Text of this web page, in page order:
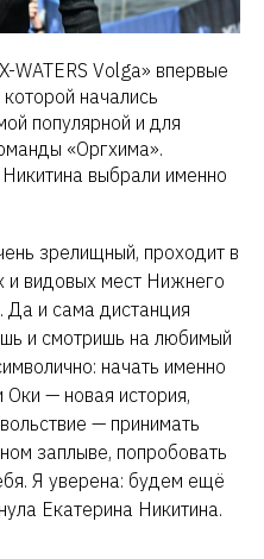
WATERS Volga» впервые
начались
популярной и для
«Оргхима».
выбрали именно
зрелищный, проходит в
и видовых мест Нижнего
и сама дистанция
и смотришь на любимый
начать именно
Оки — новая история,
— принимать
заплыве, попробовать
Я уверена: будем ещё
Екатерина Никитина.